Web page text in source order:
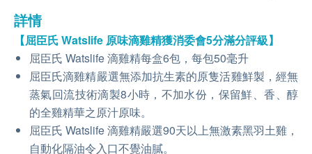
詳情
【屈臣氏 Watslife 原味滴雞精獲消委會5分滿分評級】
屈臣氏 Watslife 滴雞精每盒6包，每包50毫升
屈臣氏滴雞精嚴選無添加抗生素的原隻活雞鮮製，經無
蒸氣回流技術滴製8小時，不加水份，保留鮮、香、醇
的全雞精華之原汁原味。
屈臣氏 Watslife 滴雞精嚴選90天以上無激素黑羽土雞，
自動化隔油令入口不覺油膩。